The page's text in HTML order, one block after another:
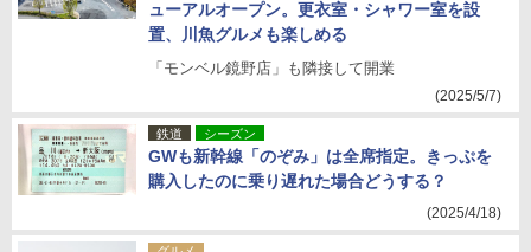
ューアルオープン。更衣室・シャワー室を設
置、川魚グルメも楽しめる
「モンベル鏡野店」も隣接して開業
(2025/5/7)
鉄道 シーズン
GWも新幹線「のぞみ」は全席指定。きっぷを
購入したのに乗り遅れた場合どうする？
(2025/4/18)